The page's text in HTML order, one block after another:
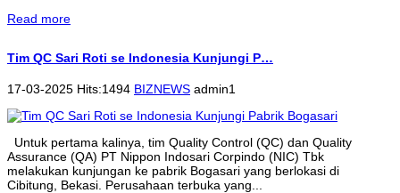
Read more
Tim QC Sari Roti se Indonesia Kunjungi P…
17-03-2025 Hits:1494 BIZNEWS admin1
Untuk pertama kalinya, tim Quality Control (QC) dan Quality
Assurance (QA) PT Nippon Indosari Corpindo (NIC) Tbk
melakukan kunjungan ke pabrik Bogasari yang berlokasi di
Cibitung, Bekasi. Perusahaan terbuka yang...